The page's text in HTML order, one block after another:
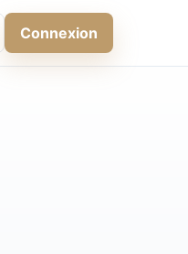
Connexion